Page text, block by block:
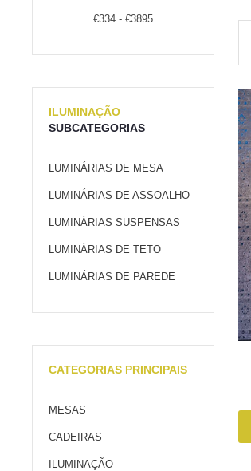
€334 - €3895
ILUMINAÇÃO
SUBCATEGORIAS
LUMINÁRIAS DE MESA
LUMINÁRIAS DE ASSOALHO
LUMINÁRIAS SUSPENSAS
LUMINÁRIAS DE TETO
LUMINÁRIAS DE PAREDE
CATEGORIAS PRINCIPAIS
MESAS
CADEIRAS
ILUMINAÇÃO